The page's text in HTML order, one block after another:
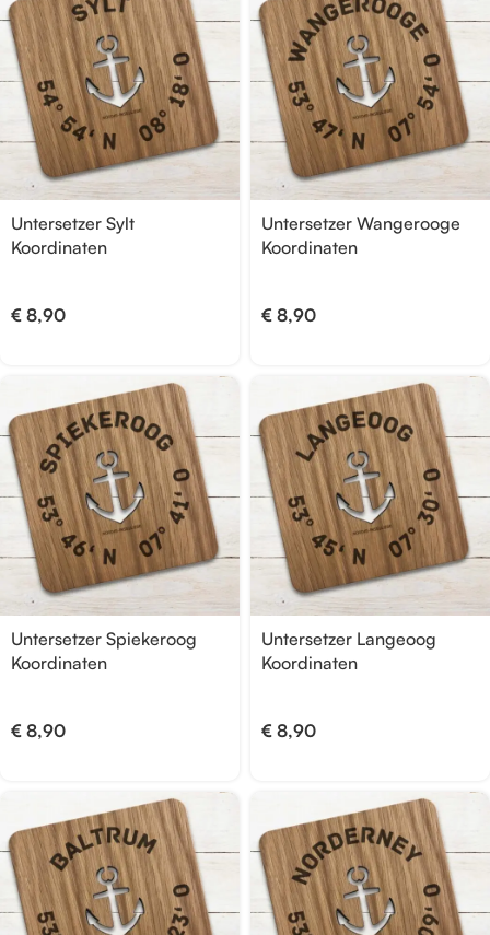
Untersetzer Sylt
Koordinaten
€ 8,90
Untersetzer Wangerooge
Koordinaten
€ 8,90
Untersetzer Spiekeroog
Koordinaten
€ 8,90
Untersetzer Langeoog
Koordinaten
€ 8,90